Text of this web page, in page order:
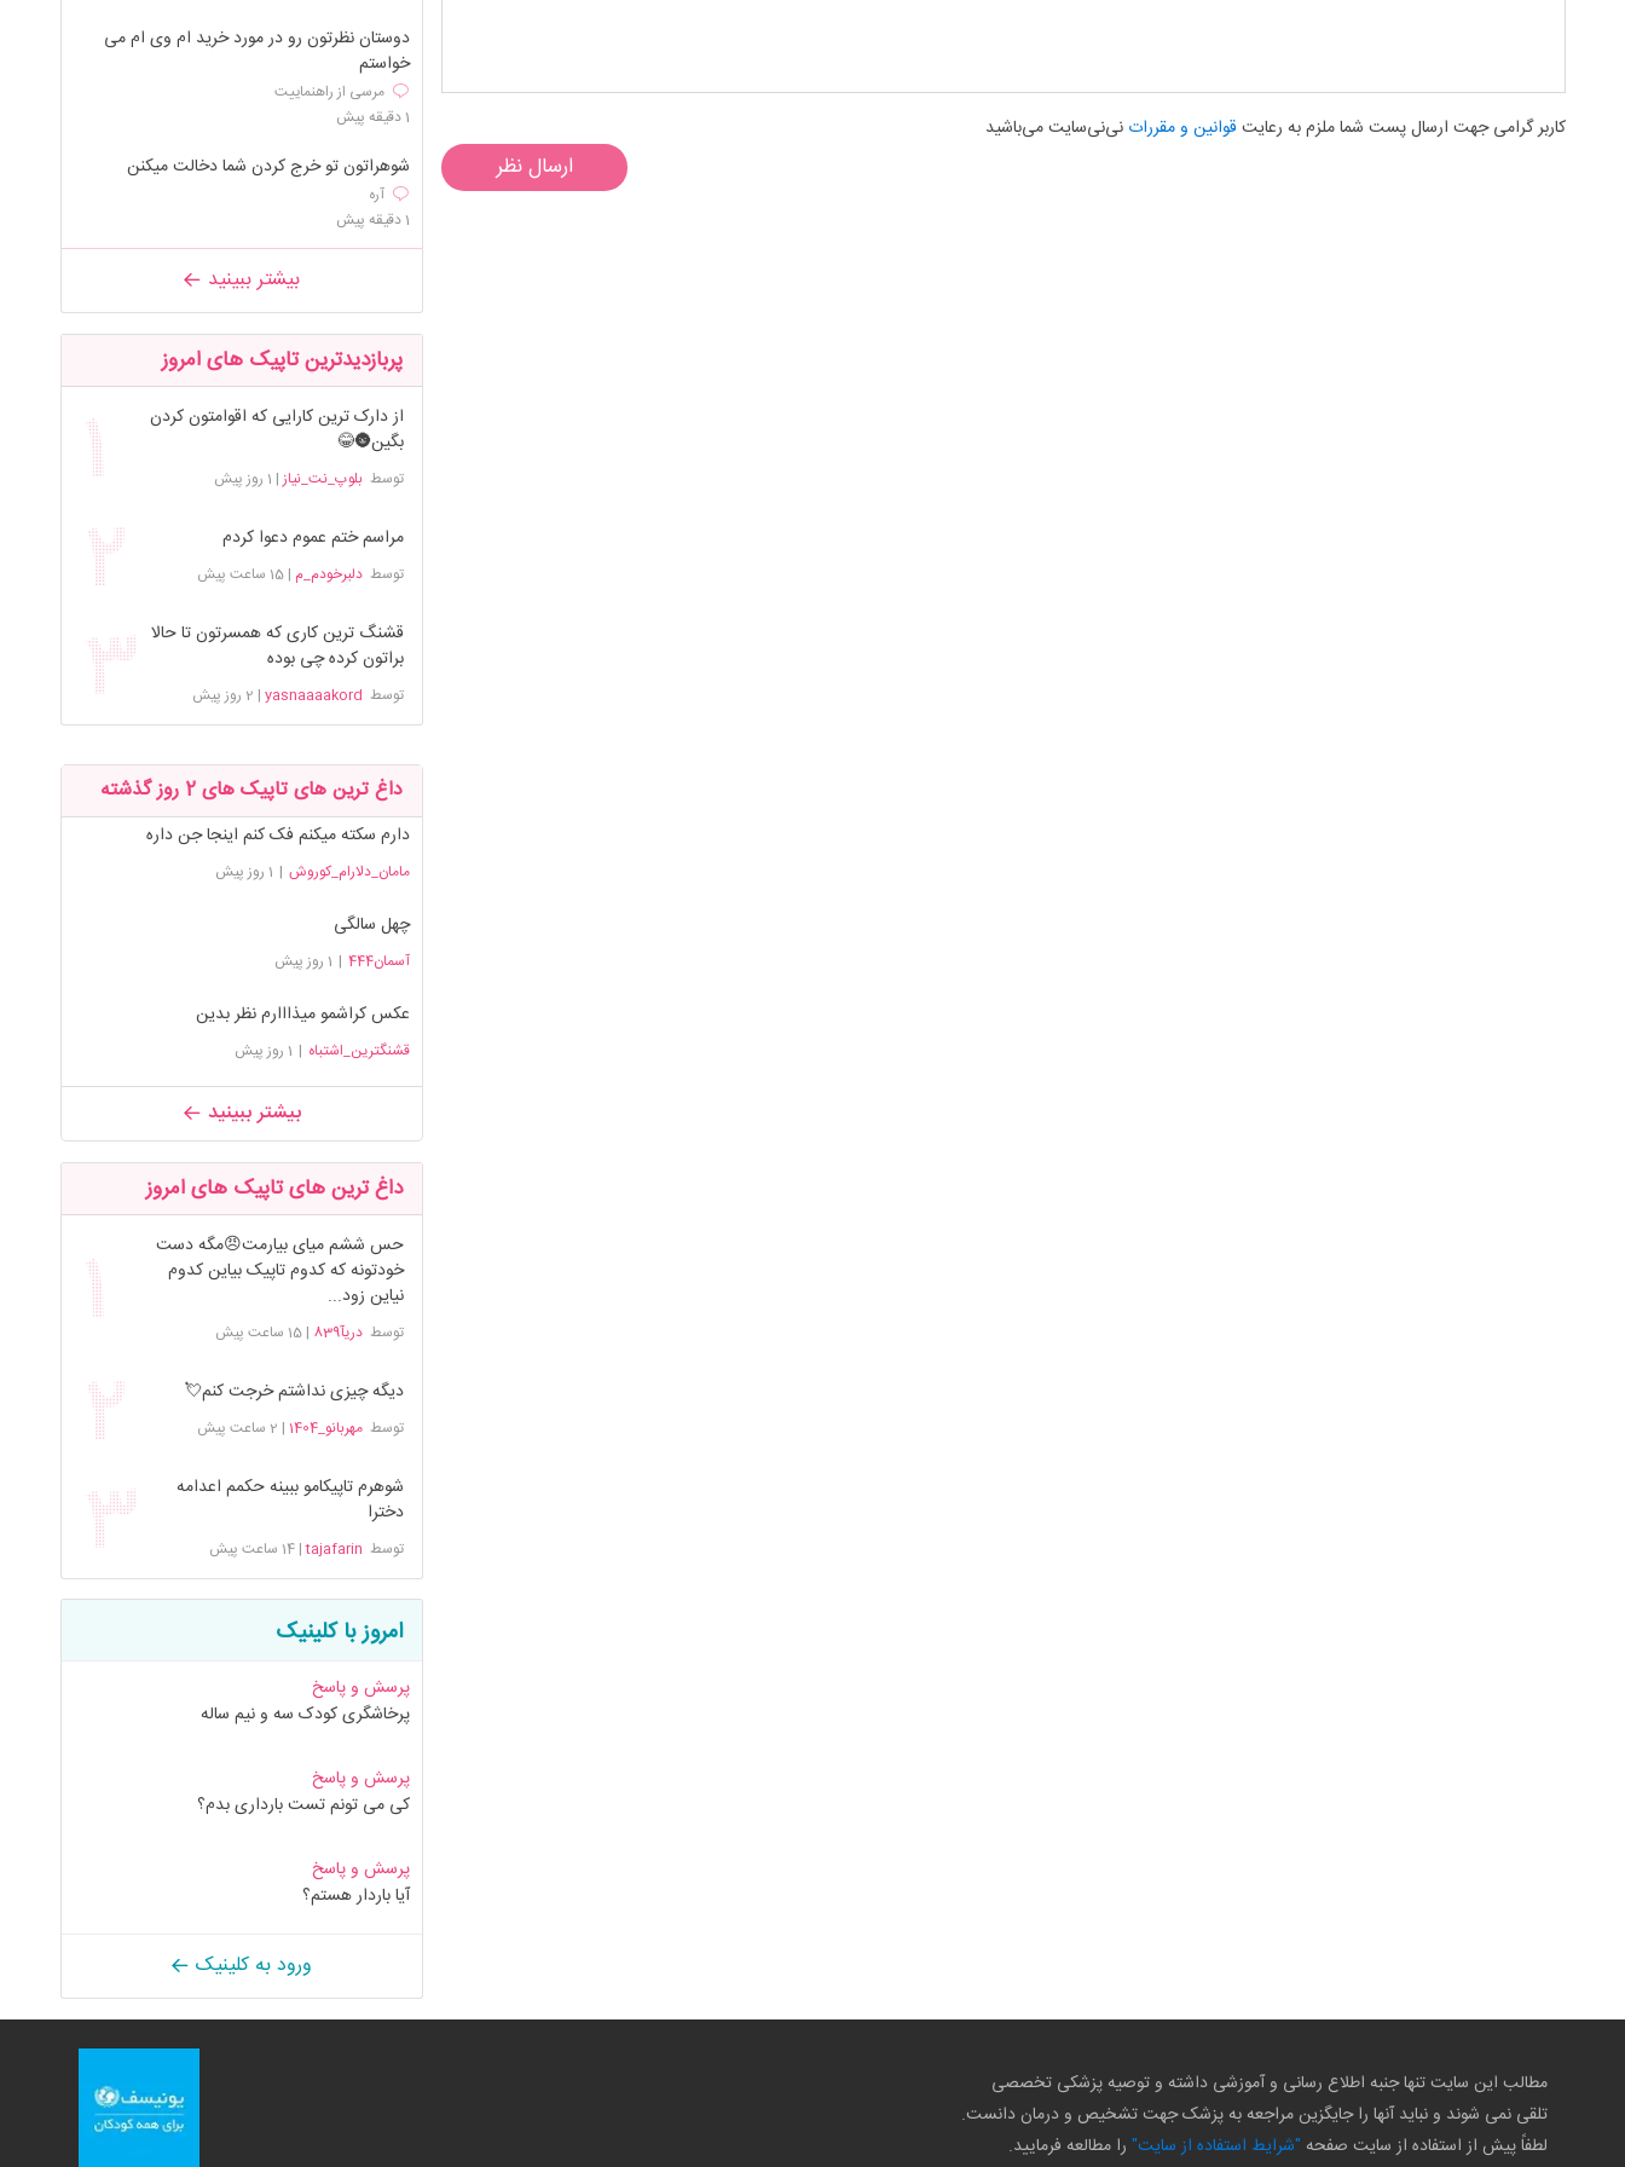
کاربر گرامی جهت ارسال پست شما ملزم به رعایت قوانین و مقرراتنی‌نی‌سایت می‌باشید
ارسال نظر
دوستان نظرتون رو در مورد خرید ام وی ام می
خواستم
مرسی از راهنماییت
1 دقیقه پیش
شوهراتون تو خرج کردن شما دخالت میکنن
آره
1 دقیقه پیش
بیشتر ببینید
پربازدیدترین تاپیک های امروز
از دارک ترین کارایی که اقوامتون کردن
بگین🌚😂
توسطبلوپ_نت_نیاز| 1 روز پیش
مراسم ختم عموم دعوا کردم
توسطدلبرخودم_م |15 ساعت پیش
قشنگ ترین کاری که همسرتون تا حالا
براتون کرده چی بوده
توسط yasnaaaakord
| 2 روز پیش
داغ ترین های تاپیک های 2 روز گذشته
دارم سکته میکنم فک کنم اینجا جن داره
مامان_دلارام_کوروش | 1 روز پیش
چهل سالگی
آسمان444 | 1 روز پیش
عکس کراشمو میذااارم نظر بدین
قشنگترین_اشتباه | 1 روز پیش
بیشتر ببینید
داغ ترین های تاپیک های امروز
حس ششم میای بیارمت😠مگه دست
خودتونه که کدوم تاپیک بیاین کدوم
نیاین زود...
توسطدریآ839 |15 ساعت پیش
دیگه چیزی نداشتم خرجت کنم💘
توسطمهربانو_1404 | 2 ساعت پیش
شوهرم تاپیکامو ببینه حکمم اعدامه
دخترا
توسط tajafarin
|14 ساعت پیش
امروز با کلینیک
پرسش و پاسخ
پرخاشگری کودک سه و نیم ساله
پرسش و پاسخ
کی می تونم تست بارداری بدم؟
پرسش و پاسخ
آیا باردار هستم؟
ورود به کلینیک
مطالب این سایت تنها جنبه اطلاع رسانی و آموزشی داشته و توصیه پزشکی تخصصی
تلقی نمی شوند و نباید آنها را جایگزین مراجعه به پزشک جهت تشخیص و درمان دانست.
لطفاً پیش از استفاده از سایت صفحه "شرایط استفاده از سایت" را مطالعه فرمایید.